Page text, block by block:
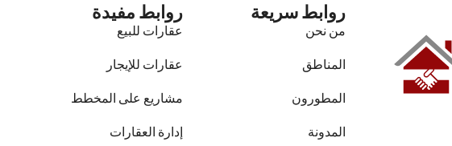
روابط سريعة
من نحن
المناطق
المطورون
المدونة
روابط مفيدة
عقارات للبيع
عقارات للإيجار
مشاريع على المخطط
إدارة العقارات